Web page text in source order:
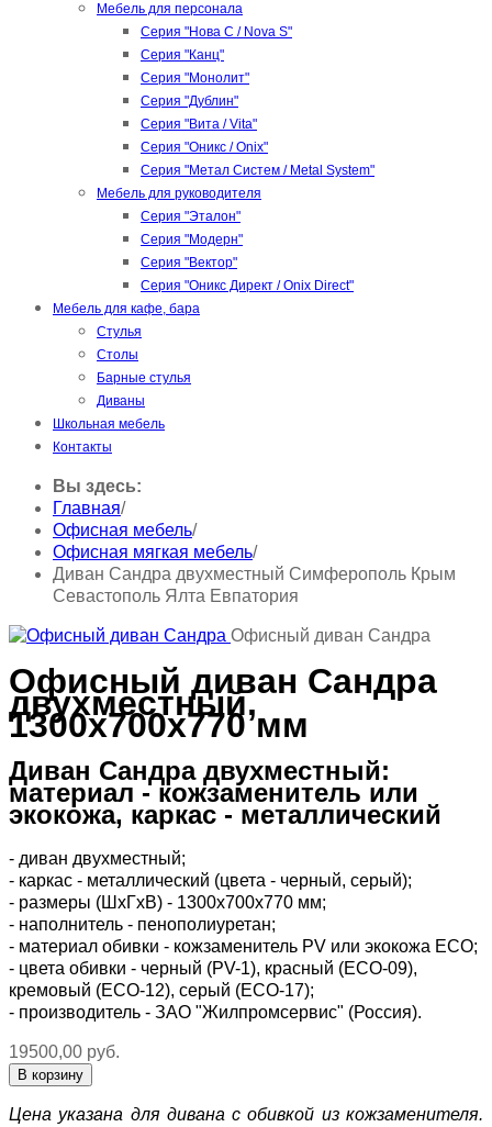
Мебель для персонала
Серия "Нова С / Nova S"
Серия "Канц"
Серия "Монолит"
Серия "Дублин"
Серия "Вита / Vita"
Серия "Оникс / Onix"
Серия "Метал Систем / Metal System"
Мебель для руководителя
Серия "Эталон"
Серия "Модерн"
Серия "Вектор"
Серия "Оникс Директ / Onix Direct"
Мебель для кафе, бара
Стулья
Столы
Барные стулья
Диваны
Школьная мебель
Контакты
Вы здесь:
Главная/
Офисная мебель/
Офисная мягкая мебель/
Диван Сандра двухместный Симферополь Крым
Севастополь Ялта Евпатория
Офисный диван Сандра
Офисный диван Сандра
двухместный,
1300х700х770 мм
Диван Сандра двухместный:
материал - кожзаменитель или
экокожа, каркас - металлический
- диван двухместный;
- каркас - металлический (цвета - черный, серый);
- размеры (ШхГхВ) - 1300х700х770 мм;
- наполнитель - пенополиуретан;
- материал обивки - кожзаменитель PV или экокожа ЕСО;
- цвета обивки - черный (PV-1), красный (ЕСО-09),
кремовый (ЕСО-12), серый (ЕСО-17);
- производитель - ЗАО "Жилпромсервис" (Россия).
19500,00 руб.
Цена указана для дивана с обивкой из кожзаменителя.